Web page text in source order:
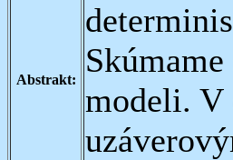
Abstrakt:
modeli. V